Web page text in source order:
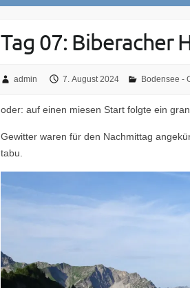
Tag 07: Biberacher
admin 7. August 2024 Bodensee -
oder: auf einen miesen Start folgte ein
Gewitter waren für den Nachmittag
tabu.